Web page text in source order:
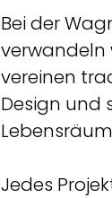
Bei der
verwandeln
vereinen
Design und
Jedes